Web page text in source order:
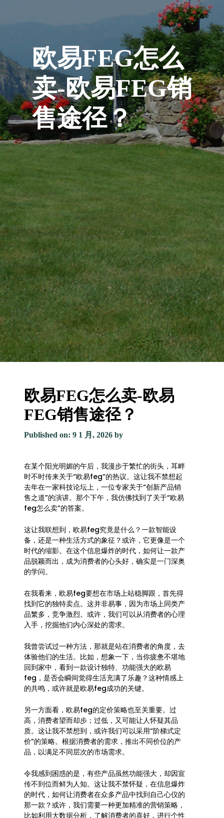
欧易FEG怎么
卖-欧易FEG销
售途径？
欧易FEG怎么卖-欧易
FEG销售途径？
Published on: 9 1 月, 2026 by
在某个阳光明媚的午后，我漫步于繁忙的街头，耳畔
时不时传来关于“欧易feg”的热议。这让我不禁想起
去年在一家科技论坛上，一位专家关于“创新产品销
售之道”的演讲。那个下午，我仿佛找到了关于“欧易
feg怎么卖”的答案。
这让我联想到，欧易feg究竟是什么？一款智能设
备，还是一种生活方式的象征？或许，它更像是一个
时代的缩影。在这个信息爆炸的时代，如何让一款产
品脱颖而出，成为消费者的心头好，确实是一门深奥
的学问。
在我看来，欧易feg要想在市场上站稳脚跟，首先得
找到它的独特卖点。这并非易事，因为市场上同类产
品繁多，竞争激烈。或许，我们可以从消费者的心理
入手，挖掘他们内心深处的需求。
我曾尝试过一种方法，那就是站在消费者的角度，去
体验他们的生活。比如，想象一下，当你疲惫不堪地
回到家中，看到一款设计独特、功能强大的欧易
feg，是否会瞬间觉得生活充满了乐趣？这种情感上
的共鸣，或许就是欧易feg成功的关键。
另一方面看，欧易feg的定价策略也至关重要。过
高，消费者望而却步；过低，又可能让人怀疑其品
质。这让我不禁想到，或许我们可以采用“阶梯式定
价”的策略。根据消费者的需求，推出不同价位的产
品，以满足不同层次的市场需求。
令我感到困惑的是，有些产品虽然功能强大，却因宣
传不到位而鲜为人知。这让我不禁怀疑，在信息爆炸
的时代，如何让消费者在众多产品中找到自己心仪的
那一款？或许，我们需要一种更加精准的营销策略，
比如利用大数据分析，了解消费者的喜好，进行个性